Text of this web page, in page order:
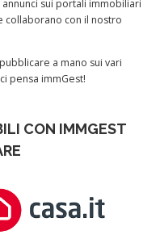
sui portali immobiliari
collaborano con il nostro
a mano sui vari
pensa immGest!
CON IMMGEST